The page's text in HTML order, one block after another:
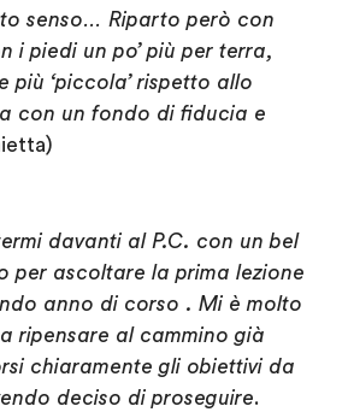
senso… Riparto però con
i piedi un po’ più per terra,
più ‘piccola’ rispetto allo
con un fondo di fiducia e
davanti al P.C. con un bel
per ascoltare la prima lezione
anno di corso . Mi è molto
ripensare al cammino già
chiaramente gli obiettivi da
deciso di proseguire.